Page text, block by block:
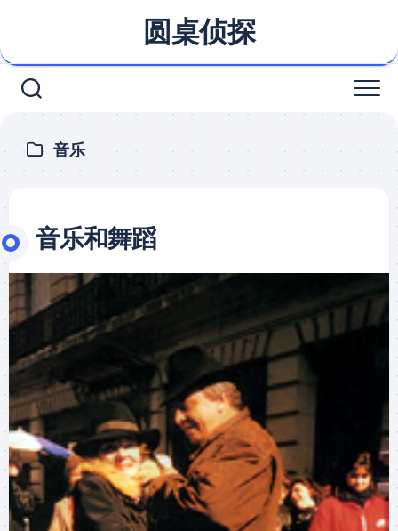
content
圆桌侦探
音乐
音乐和舞蹈